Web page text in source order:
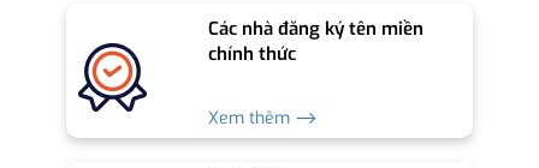
Các nhà đăng ký tên miền
chính thức
Xem thêm ⟶